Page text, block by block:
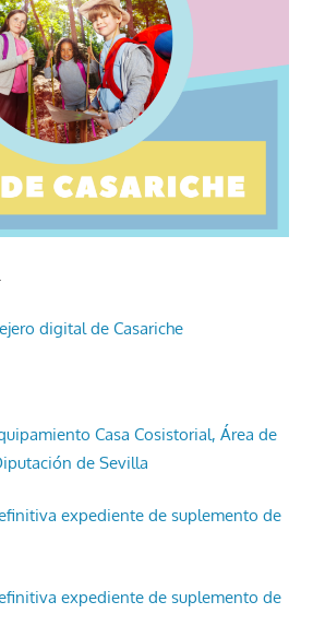
digital de Casariche
Casa Cosistorial, Área de
de Sevilla
expediente de suplemento de
expediente de suplemento de